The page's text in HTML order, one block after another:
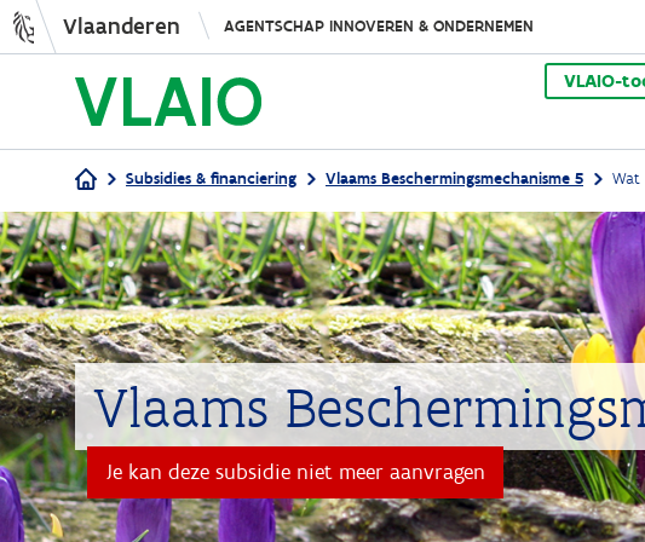
Vlaanderen AGENTSCHAP INNOVEREN & ONDERNEMEN
VLAIO-
Kruimelpad
Subsidies & financiering Vlaams Beschermingsmechanisme 5 Wat
Vlaams
Je kan deze subsidie niet meer aanvragen